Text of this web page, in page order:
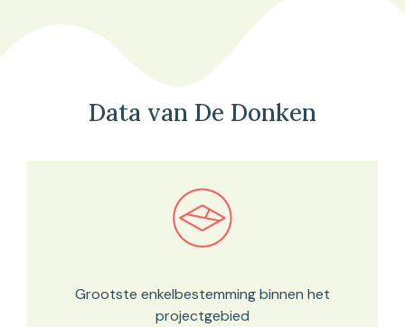
Data van De Donken
Bekijk in onze kaartviewer
Grootste enkelbestemming binnen het
projectgebied